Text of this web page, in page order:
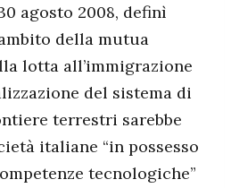
agosto 2008, definì
della mutua
lotta all’immigrazione
del sistema di
terrestri sarebbe
italiane “in possesso
tecnologiche”